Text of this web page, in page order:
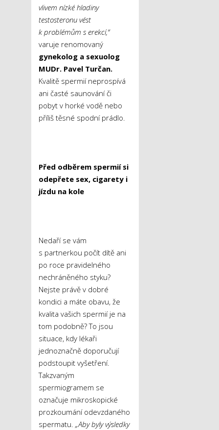
vlivem nízké hladiny
testosteronu vést
k problémům s erekcí,“
varuje renomovaný
gynekolog a sexuolog
MUDr. Pavel Turčan.
Kvalitě spermií neprospívá
ani časté saunování či
pobyt v horké vodě nebo
příliš těsné spodní prádlo.
Před odběrem spermií si
odepřete sex, cigarety i
jízdu na kole
Nedaří se vám
s partnerkou počít dítě ani
po roce pravidelného
nechráněného styku?
Nejste právě v dobré
kondici a máte obavu, že
kvalita vašich spermií je na
tom podobně? To jsou
situace, kdy lékaři
jednoznačně doporučují
podstoupit vyšetření.
Takzvaným
spermiogramem se
označuje mikroskopické
prozkoumání odevzdaného
spermatu. „Aby byly výsledky